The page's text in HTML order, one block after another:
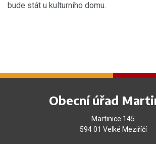
bude stát u kulturního domu.
Obecní úřad
Martinice 145
594 01 Velké Meziříčí